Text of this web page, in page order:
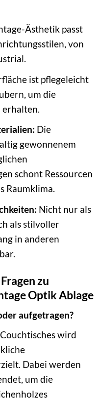
Ästhetik passt
von
ist pflegeleicht
um die
erhalten.
Die
gewonnenem
schont Ressourcen
Raumklima.
Nicht nur als
als stilvoller
in anderen
zu
Optik Ablage
aufgetragen?
wird
Dabei werden
um die